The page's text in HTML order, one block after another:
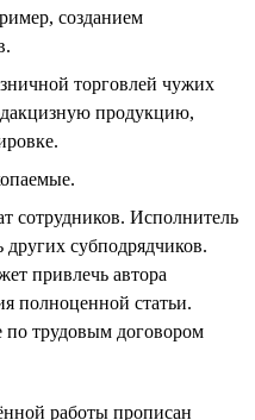
созданием
торговлей чужих
продукцию,
сотрудников. Исполнитель
других субподрядчиков.
привлечь автора
полноценной статьи.
по трудовым договором
работы прописан